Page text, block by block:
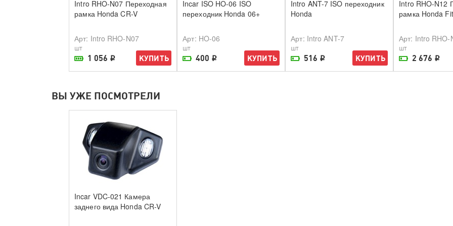
В наличии в магазине
Intro RHO-N07 Переходная
рамка Honda CR-V
: Intro RHO-N07
КУПИТЬ На складе поставщика
Incar ISO HO-06 ISO
переходник Honda 06+
Арт
400 i КУПИТЬ На складе поставщика
Intro ANT-7 ISO переходник
Honda
: Intro ANT-7
516 i КУПИТЬ На складе поставщика
Intro RHO-N12 Переходная
рамка Honda Fit
: Intro RHO-N12
2 676 КУПИТЬ
ВЫ УЖЕ ПОСМОТРЕЛИ
Incar VDC-021 Камера
заднего вида Honda CR-V